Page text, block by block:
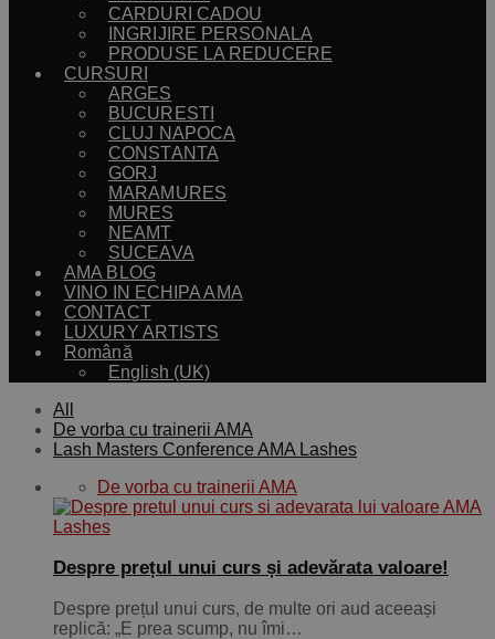
CARDURI CADOU
INGRIJIRE PERSONALA
PRODUSE LA REDUCERE
CURSURI
ARGES
BUCURESTI
CLUJ NAPOCA
CONSTANTA
GORJ
MARAMURES
MURES
NEAMT
SUCEAVA
AMA BLOG
VINO IN ECHIPA AMA
CONTACT
LUXURY ARTISTS
Română
English (UK)
All
De vorba cu trainerii AMA
Lash Masters Conference AMA Lashes
De vorba cu trainerii AMA
Despre prețul unui curs și adevărata valoare!
Despre prețul unui curs, de multe ori aud aceeași
replică: „E prea scump, nu îmi…